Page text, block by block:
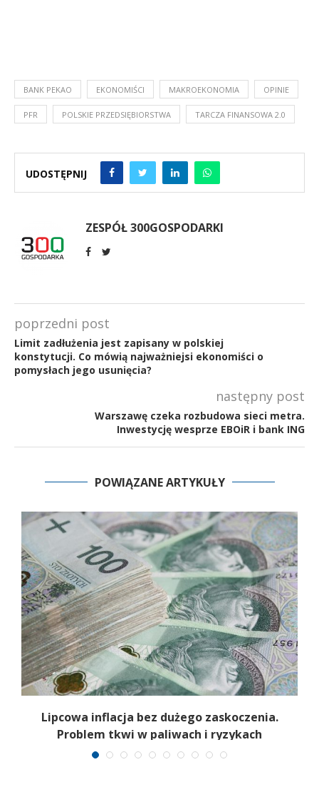
BANK PEKAO EKONOMIŚCI MAKROEKONOMIA OPINIE
PFR POLSKIE PRZEDSIĘBIORSTWA TARCZA FINANSOWA 2.0
UDOSTĘPNIJ
ZESPÓŁ 300GOSPODARKI
poprzedni post
Limit zadłużenia jest zapisany w polskiej
konstytucji. Co mówią najważniejsi ekonomiści o
pomysłach jego usunięcia?
następny post
Warszawę czeka rozbudowa sieci metra.
Inwestycję wesprze EBOiR i bank ING
POWIĄZANE ARTYKUŁY
Lipcowa inflacja bez dużego zaskoczenia.
Problem tkwi w paliwach i ryzykach
surowcowych